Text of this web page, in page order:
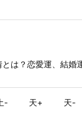
は？恋愛運、結婚
- 天+ 天-